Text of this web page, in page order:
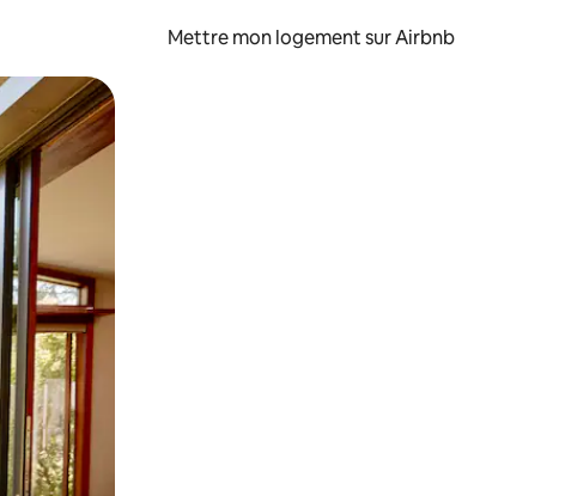
Mettre mon logement sur Airbnb
glisser.